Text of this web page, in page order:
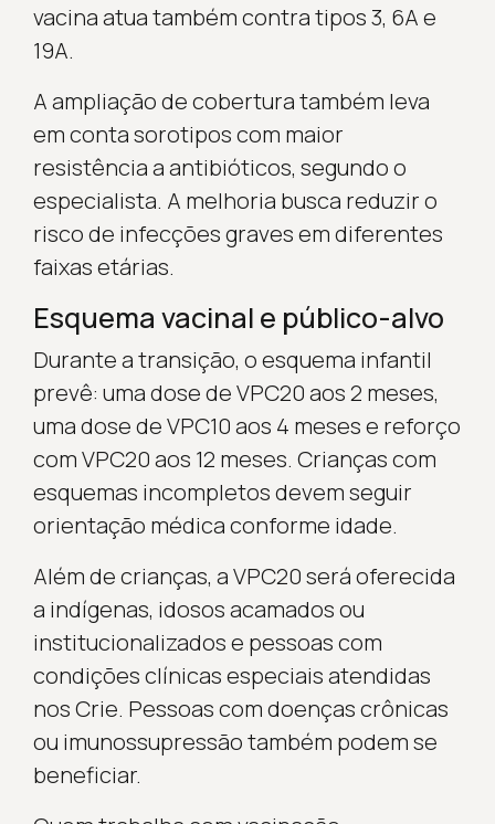
vacina atua também contra tipos 3, 6A e
19A.
A ampliação de cobertura também leva
em conta sorotipos com maior
resistência a antibióticos, segundo o
especialista. A melhoria busca reduzir o
risco de infecções graves em diferentes
faixas etárias.
Esquema vacinal e público-alvo
Durante a transição, o esquema infantil
prevê: uma dose de VPC20 aos 2 meses,
uma dose de VPC10 aos 4 meses e reforço
com VPC20 aos 12 meses. Crianças com
esquemas incompletos devem seguir
orientação médica conforme idade.
Além de crianças, a VPC20 será oferecida
a indígenas, idosos acamados ou
institucionalizados e pessoas com
condições clínicas especiais atendidas
nos Crie. Pessoas com doenças crônicas
ou imunossupressão também podem se
beneficiar.